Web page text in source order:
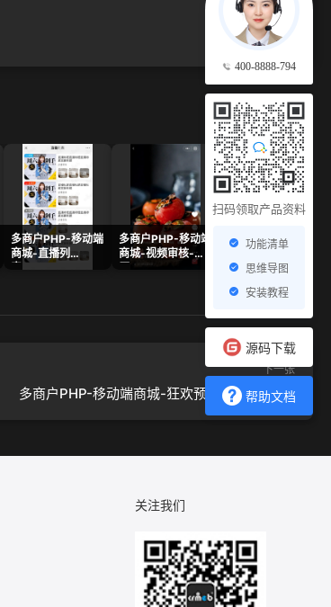
400-8888-794
扫码领取产品资料
功能清单
思维导图
安装教程
源码下载
帮助文档
查看更多 →
多商户PHP-移动端
商城-直播列
表.png
多商户PHP-移动端
商城-视频审核-
原.png
多商户PHP-移动端
商城-店铺街(显示
距离) 样式1-2.png
下一张
多商户PHP-移动端商城-狂欢预售-未开始.png
关注我们